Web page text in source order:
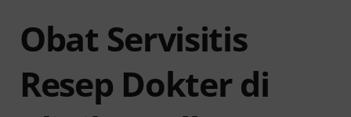
Obat Servisitis
Resep Dokter di